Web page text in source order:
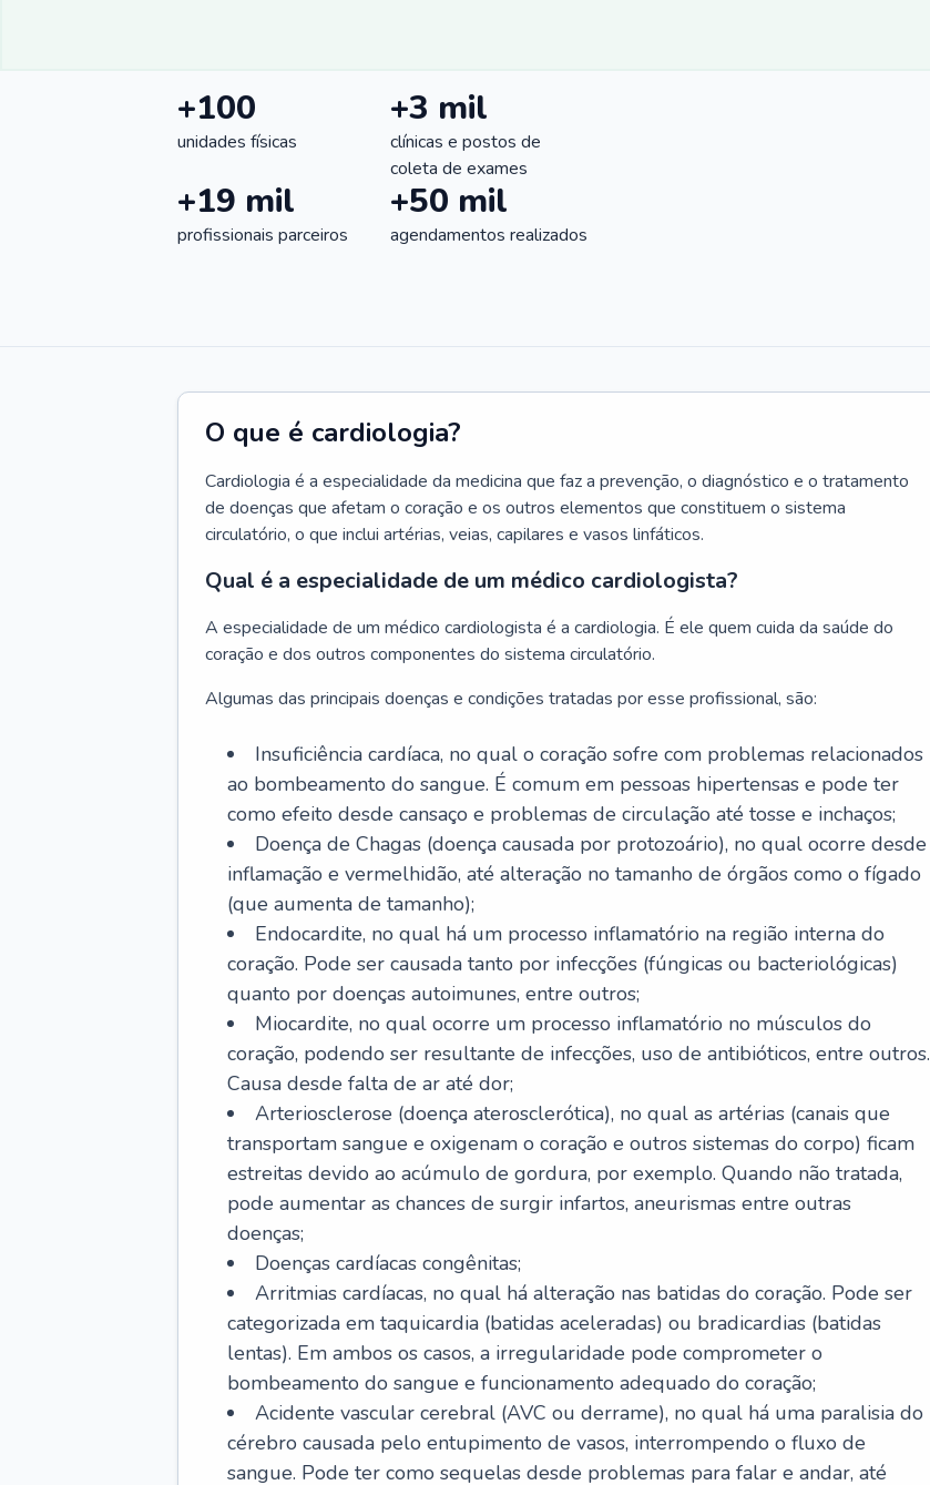
+100
unidades físicas
+3 mil
clínicas e postos de
coleta de exames
+19 mil
profissionais parceiros
+50 mil
agendamentos realizados
O que é cardiologia?
Cardiologia é a especialidade da medicina que faz a prevenção, o diagnóstico e o tratamento
de doenças que afetam o coração e os outros elementos que constituem o sistema
circulatório, o que inclui artérias, veias, capilares e vasos linfáticos.
Qual é a especialidade de um médico cardiologista?
A especialidade de um médico cardiologista é a cardiologia. É ele quem cuida da saúde do
coração e dos outros componentes do sistema circulatório.
Algumas das principais doenças e condições tratadas por esse profissional, são:
Insuficiência cardíaca, no qual o coração sofre com problemas relacionados
ao bombeamento do sangue. É comum em pessoas hipertensas e pode ter
como efeito desde cansaço e problemas de circulação até tosse e inchaços;
Doença de Chagas (doença causada por protozoário), no qual ocorre desde
inflamação e vermelhidão, até alteração no tamanho de órgãos como o fígado
(que aumenta de tamanho);
Endocardite, no qual há um processo inflamatório na região interna do
coração. Pode ser causada tanto por infecções (fúngicas ou bacteriológicas)
quanto por doenças autoimunes, entre outros;
Miocardite, no qual ocorre um processo inflamatório no músculos do
coração, podendo ser resultante de infecções, uso de antibióticos, entre outros.
Causa desde falta de ar até dor;
Arteriosclerose (doença aterosclerótica), no qual as artérias (canais que
transportam sangue e oxigenam o coração e outros sistemas do corpo) ficam
estreitas devido ao acúmulo de gordura, por exemplo. Quando não tratada,
pode aumentar as chances de surgir infartos, aneurismas entre outras
doenças;
Doenças cardíacas congênitas;
Arritmias cardíacas, no qual há alteração nas batidas do coração. Pode ser
categorizada em taquicardia (batidas aceleradas) ou bradicardias (batidas
lentas). Em ambos os casos, a irregularidade pode comprometer o
bombeamento do sangue e funcionamento adequado do coração;
Acidente vascular cerebral (AVC ou derrame), no qual há uma paralisia do
cérebro causada pelo entupimento de vasos, interrompendo o fluxo de
sangue. Pode ter como sequelas desde problemas para falar e andar, até